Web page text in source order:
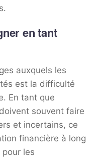
en tant
auxquels les
est la difficulté
En tant que
souvent faire
et incertains, ce
financière à long
les